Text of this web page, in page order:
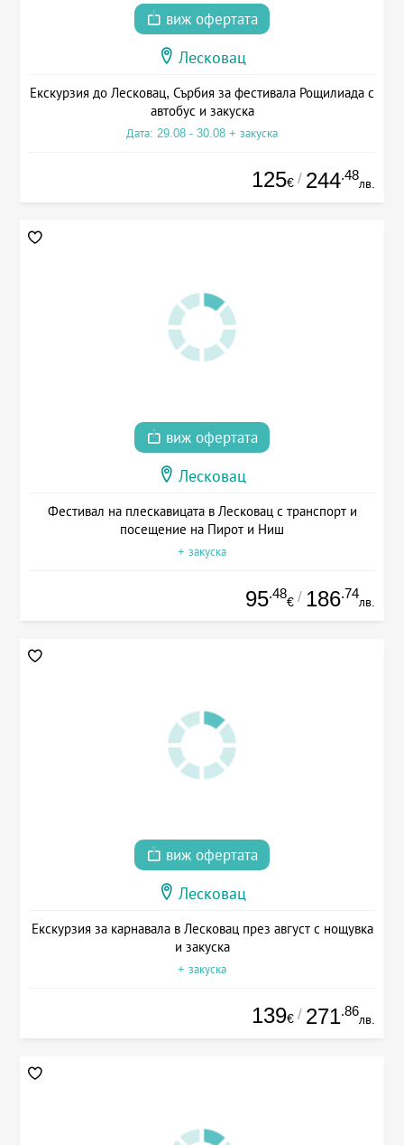
виж офертата
Лесковац
Екскурзия до Лесковац, Сърбия за фестивала Рощилиада с
автобус и закуска
Дата: 29.08 - 30.08 + закуска
125€ / 244.48
лв.
виж офертата
Лесковац
Фестивал на плескавицата в Лесковац с транспорт и
посещение на Пирот и Ниш
+ закуска
95.48
€ / 186.74
лв.
виж офертата
Лесковац
Екскурзия за карнавала в Лесковац през август с нощувка
и закуска
+ закуска
139€ / 271.86
лв.